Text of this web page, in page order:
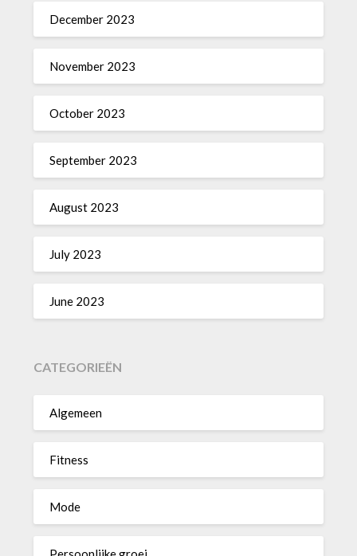
December 2023
November 2023
October 2023
September 2023
August 2023
July 2023
June 2023
CATEGORIEËN
Algemeen
Fitness
Mode